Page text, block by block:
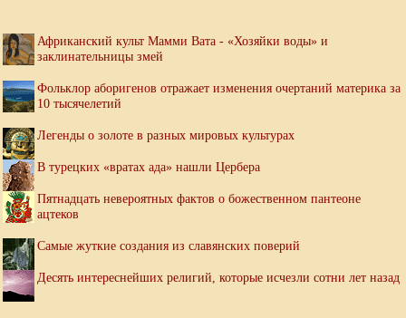
Африканский культ Мамми Вата - «Хозяйки воды» и
заклинательницы змей
Фольклор аборигенов отражает изменения очертаний материка за
10 тысячелетий
Легенды о золоте в разных мировых культурах
В турецких «вратах ада» нашли Цербера
Пятнадцать невероятных фактов о божественном пантеоне
ацтеков
Самые жуткие создания из славянских поверий
Десять интереснейших религий, которые исчезли сотни лет назад